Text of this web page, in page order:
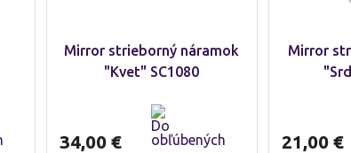
Mirror strieborný náramok
"Kvet" SC1080
34,00 €
Mirror
21,00€